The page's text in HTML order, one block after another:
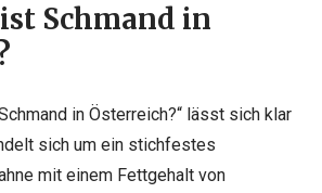
Schmand in
in Österreich?“ lässt sich klar
sich um ein stichfestes
mit einem Fettgehalt von